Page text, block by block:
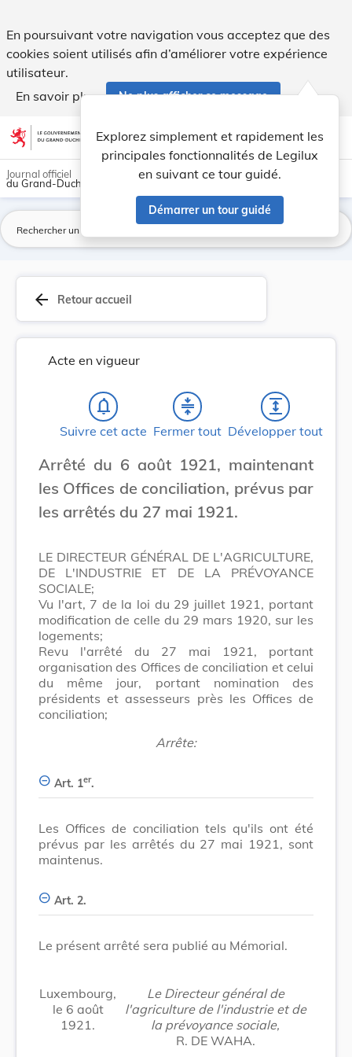
En poursuivant votre navigation vous acceptez que des
cookies soient utilisés afin d’améliorer votre expérience
utilisateur.
En savoir plus
Ne plus afficher ce message
Aller au contenu account_circle help Aide
Explorez simplement et rapidement les
principales fonctionnalités de Legilux
en suivant ce tour guidé.
Démarrer un tour guidé
light_mode dark_mode
Journal officiel
du Grand-Duché de Luxembourg
arrow_back Retour accueil
Acte en vigueur
notifications_none
Suivre cet acte
compress
Fermer tout
expand
Développer tout
Arrêté du 6 août 1921, maintenant
les Offices de conciliation, prévus par
les arrêtés du 27 mai 1921.
LE DIRECTEUR GÉNÉRAL DE L'AGRICULTURE,
DE L'INDUSTRIE ET DE LA PRÉVOYANCE
SOCIALE;
Vu l'art, 7 de la loi du 29 juillet 1921, portant
modification de celle du 29 mars 1920, sur les
logements;
Revu l'arrêté du 27 mai 1921, portant
organisation des Offices de conciliation et celui
du même jour, portant nomination des
présidents et assesseurs près les Offices de
conciliation;
Arrête:
Art. 1er.
Les Offices de conciliation tels qu'ils ont été
prévus par les arrêtés du 27 mai 1921, sont
maintenus.
Art. 2.
Le présent arrêté sera publié au Mémorial.
Luxembourg,
le 6 août
1921.
Le Directeur général de
l'agriculture de l'industrie et de
la prévoyance sociale,
R. DE WAHA.